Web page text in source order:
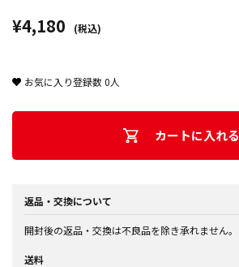
¥4,180 (税込)
お気に入り登録数0人
カートに入れる
返品・交換について
開封後の返品・交換は不良品を除き承れません。
送料